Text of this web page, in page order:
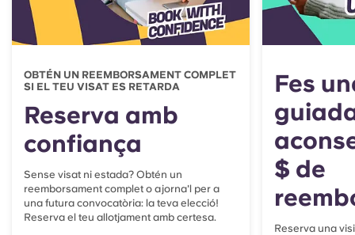
OBTÉN UN REEMBORSAMENT COMPLET
SI EL TEU VISAT ES RETARDA
Reserva amb
confiança
Sense visat ni estada? Obtén un
reemborsament complet o ajorna'l per a
una futura convocatòria: la teva elecció!
Reserva el teu allotjament amb certesa.
Fes
$ de
Reserva una